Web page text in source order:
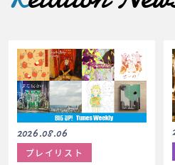
2026.08.06
プレイリスト